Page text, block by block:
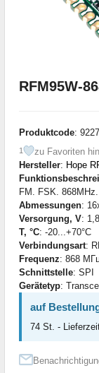
RFM95W-
Produktcode:
1
zu Favoriten
Hersteller: Hope
FM. FSK.
Abmessungen:
Versorgung, V:
T, °C: -20...+70°C
Verbindungsart:
Frequenz: 868
Schnittstelle: SPI
Gerätetyp:
auf
74 St. -